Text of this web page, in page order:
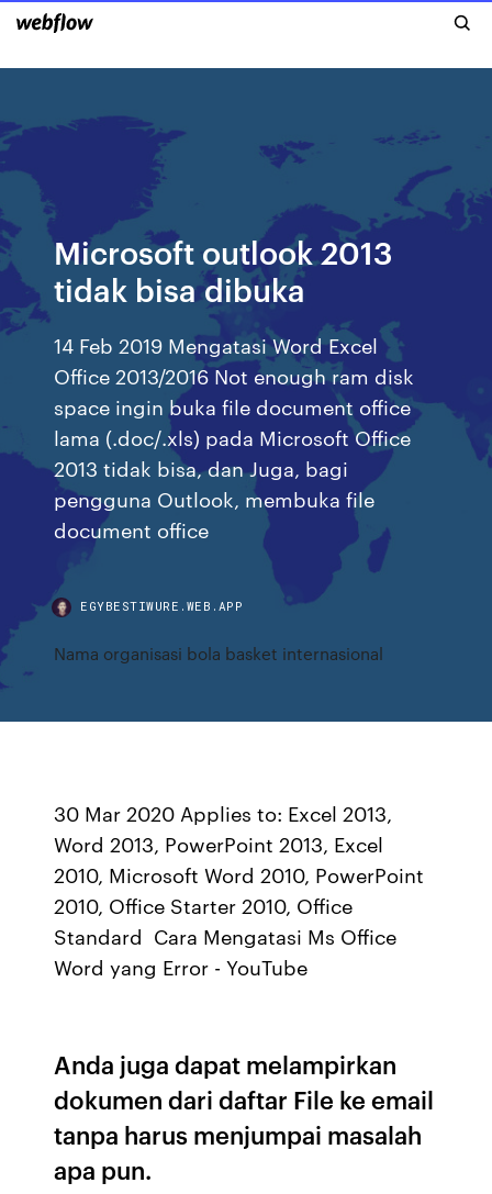
Microsoft outlook 2013
tidak bisa dibuka
14 Feb 2019 Mengatasi Word Excel
Office 2013/2016 Not enough ram disk
space ingin buka file document office
lama (.doc/.xls) pada Microsoft Office
2013 tidak bisa, dan Juga, bagi
pengguna Outlook, membuka file
document office
EGYBESTIWURE.WEB.APP
Nama organisasi bola basket internasional
30 Mar 2020 Applies to: Excel 2013,
Word 2013, PowerPoint 2013, Excel
2010, Microsoft Word 2010, PowerPoint
2010, Office Starter 2010, Office
Standard Cara Mengatasi Ms Office
Word yang Error - YouTube
Anda juga dapat melampirkan
dokumen dari daftar File ke email
tanpa harus menjumpai masalah
apa pun.